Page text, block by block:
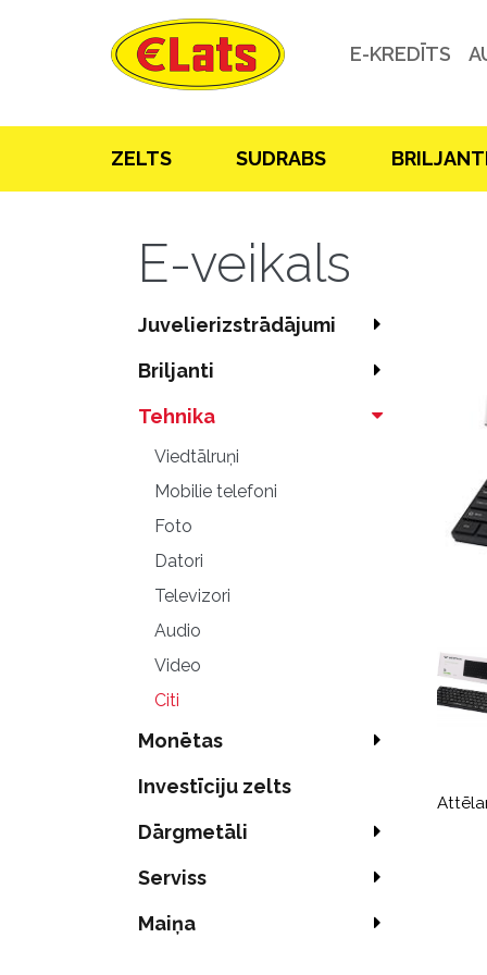
E-KREDĪTS
ZELTS SUDRABS
E-veikals
Juvelierizstrādājumi
Briljanti
Tehnika
Viedtālruņi
Mobilie telefoni
Foto
Datori
Televizori
Audio
Video
Citi
Monētas
Investīciju zelts
Dārgmetāli
Serviss
Maiņa